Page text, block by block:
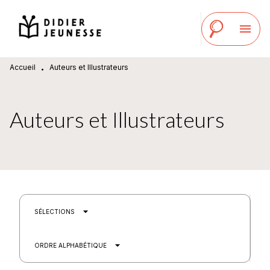
MENU RECHERCHE
PIED DE PAGE
menu
Accueil • Auteurs et Illustrateurs
Auteurs et Illustrateurs
SÉLECTIONS arrow_drop_down
ORDRE ALPHABÉTIQUE arrow_drop_down